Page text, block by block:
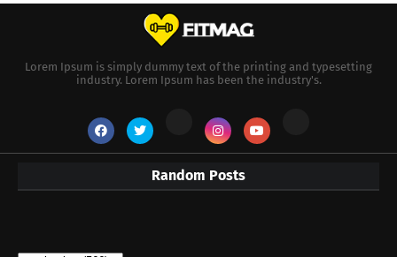
Lorem Ipsum is simply dummy text of the printing and typesetting
industry. Lorem Ipsum has been the industry's.
Random Posts